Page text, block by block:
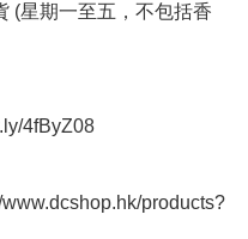
(星期一至五，不包括香
4fByZ08
products?